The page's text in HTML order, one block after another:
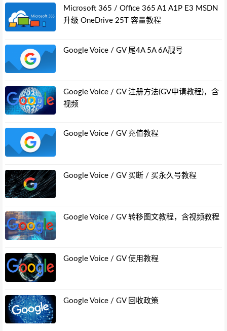
Microsoft 365 / Office 365 A1 A1P E3 MSDN
升级 OneDrive 25T 容量教程
Google Voice / GV 尾4A 5A 6A靓号
Google Voice / GV 注册方法(GV申请教程)，含
视频
Google Voice / GV 充值教程
Google Voice / GV 买断 / 买永久号教程
Google Voice / GV 转移图文教程，含视频教程
Google Voice / GV 使用教程
Google Voice / GV 回收政策